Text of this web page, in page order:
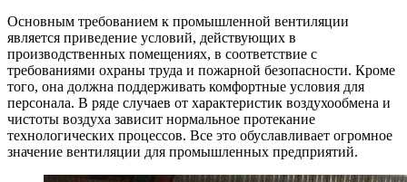
Основным требованием к промышленной вентиляции
является приведение условий, действующих в
производственных помещениях, в соответствие с
требованиями охраны труда и пожарной безопасности. Кроме
того, она должна поддерживать комфортные условия для
персонала. В ряде случаев от характеристик воздухообмена и
чистоты воздуха зависит нормальное протекание
технологических процессов. Все это обуславливает огромное
значение вентиляции для промышленных предприятий.